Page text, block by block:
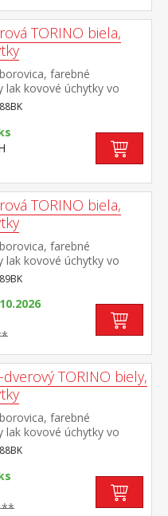
TORINO biela,
farebné
lak kovové úchytky vo
černená
skriňa vybavená
a policou v spodnej časti
pojazdmi vnútro skrine
alebo biely lak odporúčaný
TORINO biela,
farebné
lak kovové úchytky vo
černená
delený v pomere 2:1 širšia
a polica, užšia časť 3
časti 2 zásuvky s kovovými
nadstavec 8189BK
TORINO biely,
farebné
lak kovové úchytky vo
černená
pre skriňu 8088BK
**